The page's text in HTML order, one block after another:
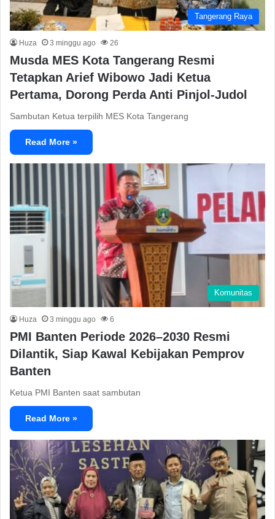
Tangerang Raya
Huza 3 minggu ago 26
Musda MES Kota Tangerang Resmi
Tetapkan Arief Wibowo Jadi Ketua
Pertama, Dorong Perda Anti Pinjol-Judol
Sambutan Ketua terpilih MES Kota Tangerang
Read More »
Komunitas
Huza 3 minggu ago 6
PMI Banten Periode 2026–2030 Resmi
Dilantik, Siap Kawal Kebijakan Pemprov
Banten
Ketua PMI Banten saat sambutan
Read More »